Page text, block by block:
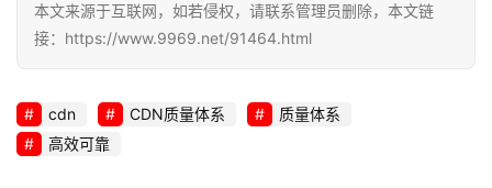
本文来源于互联网，如若侵权，请联系管理员删除，本文链
接：https://www.9969.net/91464.html
cdn CDN质量体系
质量体系
高效可靠